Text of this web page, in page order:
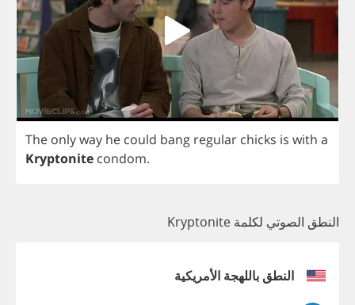
The onlyway he could bang regular chicks is with a
Kryptonite condom.
النطق الصوتي لكلمة Kryptonite
النطق باللهجة الأمريكية